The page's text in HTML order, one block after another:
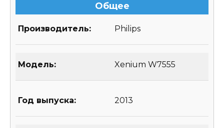
Общее
Производитель: Philips
Модель: Xenium W7555
Год выпуска: 2013